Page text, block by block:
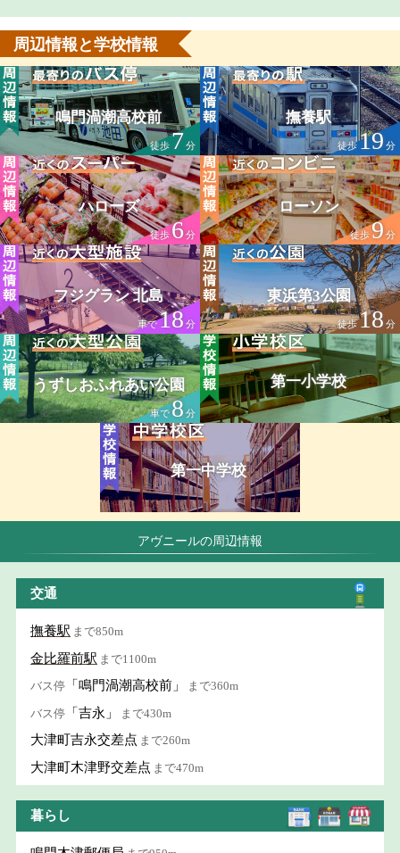
周辺情報と学校情報
鳴門渦潮高校前
徒歩7分
撫養駅
徒歩19分
ハローズ
徒歩6分
ローソン
徒歩9分
フジグラン 北島
車で18分
東浜第3公園
徒歩18 分
うずしおふれあい公園
車で8 分
第一小学校
第一中学校
アヴニールの周辺情報
交通
撫養駅 まで850m
金比羅前駅 まで1100m
バス停 「鳴門渦潮高校前」 まで360m
バス停 「吉永」 まで430m
大津町吉永交差点 まで260m
大津町木津野交差点 まで470m
暮らし